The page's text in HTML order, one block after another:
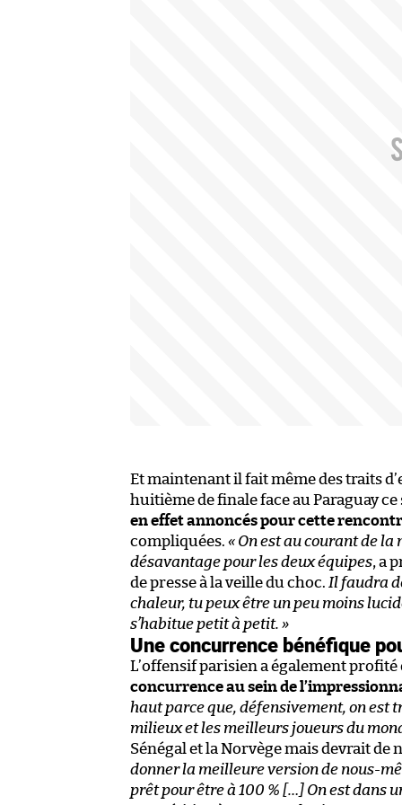
Et maintenant il fait même des traits
huitième de finale face au Paraguay
en effet annoncés pour cette
compliquées. « On est au courant de
désavantage pour les deux équipes, a
de presse à la veille du choc. Il faudra
chaleur, tu peux être un peu moins
s’habitue petit à petit. »
Une concurrence bénéfique
L’offensif parisien a également
concurrence au sein de
haut parce que, défensivement, on est
milieux et les meilleurs joueurs du
Sénégal et la Norvège mais devrait de
donner la meilleure version de nous-
prêt pour être à 100 % […] On est dans